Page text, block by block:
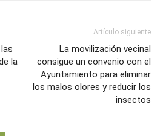
la
Artículo siguiente
La movilización vecinal
consigue un convenio con el
Ayuntamiento para eliminar
los malos olores y reducir los
insectos